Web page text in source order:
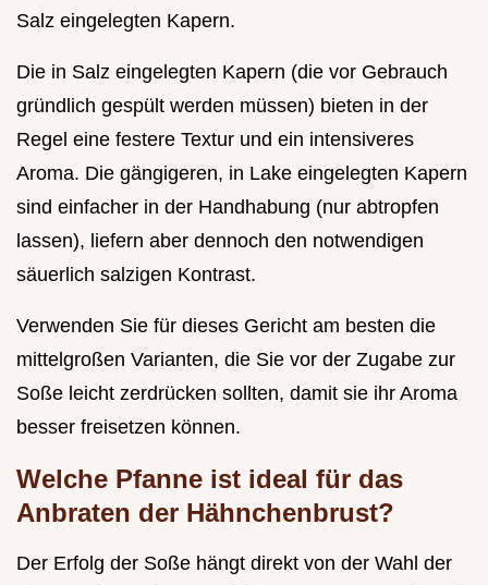
Salz eingelegten Kapern.
Die in Salz eingelegten Kapern (die vor Gebrauch
gründlich gespült werden müssen) bieten in der
Regel eine festere Textur und ein intensiveres
Aroma. Die gängigeren, in Lake eingelegten Kapern
sind einfacher in der Handhabung (nur abtropfen
lassen), liefern aber dennoch den notwendigen
säuerlich salzigen Kontrast.
Verwenden Sie für dieses Gericht am besten die
mittelgroßen Varianten, die Sie vor der Zugabe zur
Soße leicht zerdrücken sollten, damit sie ihr Aroma
besser freisetzen können.
Welche Pfanne ist ideal für das
Anbraten der Hähnchenbrust?
Der Erfolg der Soße hängt direkt von der Wahl der